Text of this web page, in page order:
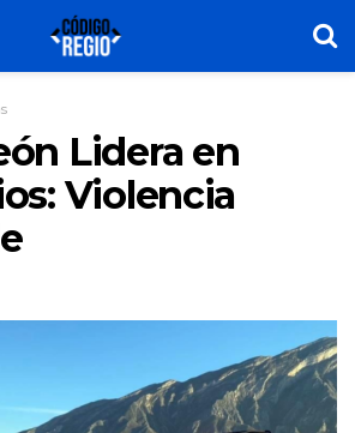
Lidera en
Violencia